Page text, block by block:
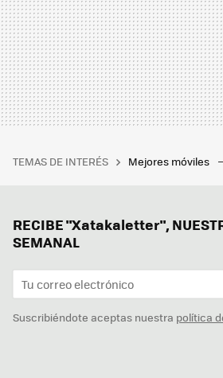
TEMAS DE INTERÉS Mejores móviles
RECIBE "Xatakaletter",
SEMANAL
Suscribiéndote aceptas nuestra política